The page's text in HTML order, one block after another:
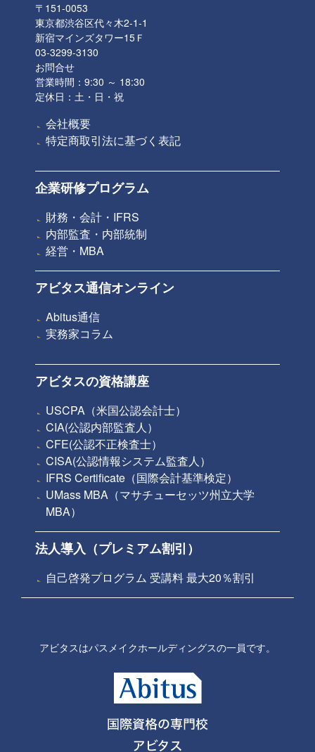
〒151-0053
東京都渋谷区代々木2-1-1
新宿マインズタワー15Ｆ
03-3299-3130
お問合せ
営業時間：9:30 ～ 18:30
定休日：土・日・祝
会社概要
特定商取引法に基づく表記
企業研修プログラム
財務・会計・IFRS
内部監査・内部統制
経営・MBA
アビタス通信オンライン
Abitus通信
実務家コラム
アビタスの資格講座
USCPA（米国公認会計士）
CIA(公認内部監査人）
CFE(公認不正検査士）
CISA(公認情報システム監査人）
IFRS Certificate（国際会計基準検定）
UMass MBA（マサチューセッツ州立大学
MBA）
法人導入（プレミアム割引）
自己啓発プログラム 受講料 最大20％割引
アビタスはパスメイクホールディングスの一員です。